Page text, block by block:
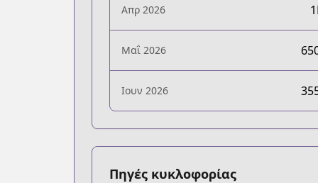
Απρ 2026
Μαΐ 2026
Ιουν 2026
Πηγές κυκλοφορίας